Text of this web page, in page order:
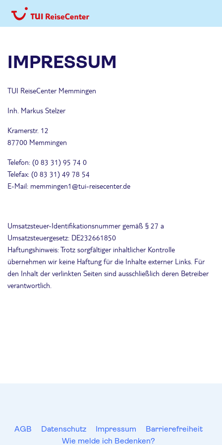
IMPRESSUM
TUI ReiseCenter Memmingen
Inh. Markus Stelzer
Kramerstr. 12
87700 Memmingen
Telefon: (0 83 31) 95 74 0
Telefax: (0 83 31) 49 78 54
E-Mail: memmingen1@tui-reisecenter.de
Umsatzsteuer-Identifikationsnummer gemäß § 27 a
Umsatzsteuergesetz: DE232661850
Haftungshinweis: Trotz sorgfältiger inhaltlicher Kontrolle
übernehmen wir keine Haftung für die Inhalte externer Links. Für
den Inhalt der verlinkten Seiten sind ausschließlich deren Betreiber
verantwortlich.
AGB Datenschutz Impressum
Barrierefreiheit
Wie melde ich Bedenken?